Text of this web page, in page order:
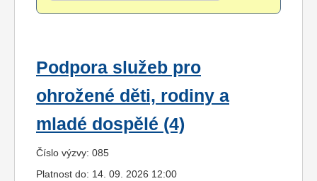
Podpora služeb pro
ohrožené děti, rodiny a
mladé dospělé (4)
Číslo výzvy: 085
Platnost do: 14. 09. 2026 12:00